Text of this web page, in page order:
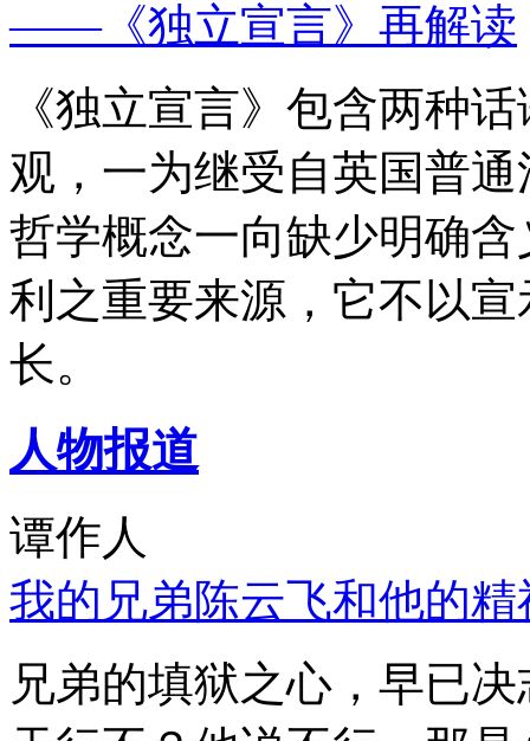
——《独立宣言》再解读
《独立宣言》包含两种
观，一为继受自英国普
哲学概念一向缺少明确
利之重要来源，它不以
长。
人物报道
谭作人
我的兄弟陈云飞和他的
兄弟的填狱之心，早已